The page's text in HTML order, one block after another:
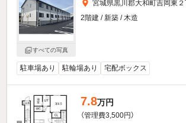
すべての写真
宮城県黒川郡大和町吉岡東２
2階建 / 新築 / 木造
駐車場あり 駐輪場あり 宅配ボックス
7.8万円
（管理費3,500円）